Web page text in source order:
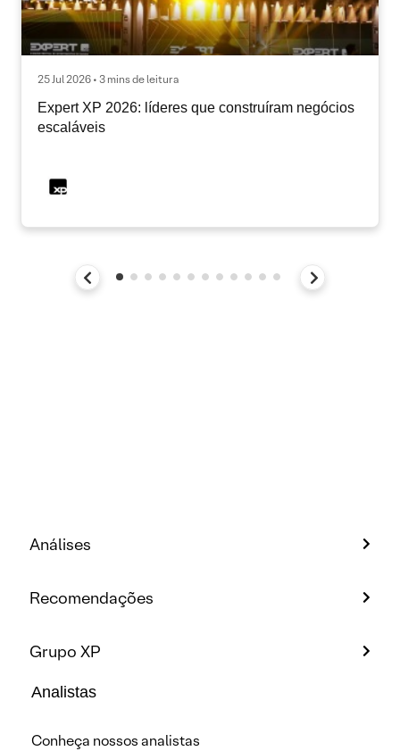
25 Jul 2026 • 3 mins de leitura
Expert XP 2026: líderes que construíram negócios
escaláveis
Análises
Recomendações
Grupo XP
Analistas
Conheça nossos analistas